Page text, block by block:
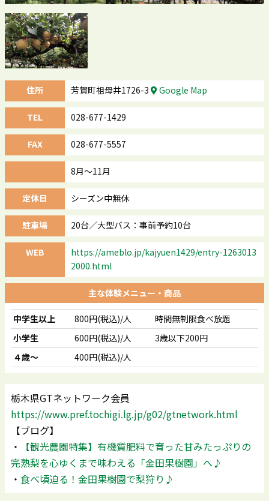
住所 芳賀町祖母井1726-3 Google Map
TEL 028-677-1429
FAX 028-677-5557
8月～11月
定休日 シーズン中無休
駐車場 20台／大型バス：事前予約10台
WEB
https://ameblo.jp/kajyuen1429/entry-1263013
2000.html
主な体験メニュー・商品
中学生以上 800円(税込)/人
時間無制限食べ放題
小学生
600円(税込)/人
3歳以下200円
４歳～
400円(税込)/人
栃木県GTネットワーク会員
https://www.pref.tochigi.lg.jp/g02/gtnetwork.html
【ブログ】
・
【観光農園特集】有機質肥料で育った甘みたっぷりの
完熟梨を心ゆくまで味わえる「金田果樹園」へ♪
・ 食べ頃迫る！金田果樹園で梨狩り♪